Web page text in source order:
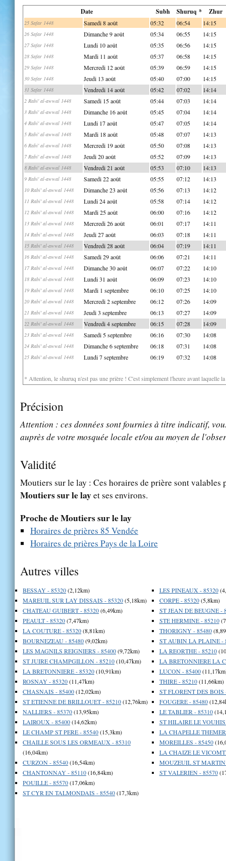
Date Subh Shuruq * Zhur
25 Safar 1448 Samedi 8 août 05:32 06:54 14:15
26 Safar 1448 Dimanche 9 août 05:34 06:55 14:15
27 Safar 1448 Lundi 10 août 05:35 06:56 14:15
28 Safar 1448 Mardi 11 août 05:37 06:58 14:15
29 Safar 1448 Mercredi 12 août 05:39 06:59 14:15
30 Safar 1448 Jeudi 13 août 05:40 07:00 14:15
31 Safar 1448 Vendredi 14 août 05:42 07:02 14:14
2 Rabi' al-awwal 1448 Samedi 15 août 05:44 07:03 14:14
3 Rabi' al-awwal 1448 Dimanche 16 août 05:45 07:04 14:14
4 Rabi' al-awwal 1448 Lundi 17 août 05:47 07:05 14:14
5 Rabi' al-awwal 1448 Mardi 18 août 05:48 07:07 14:13
6 Rabi' al-awwal 1448 Mercredi 19 août 05:50 07:08 14:13
7 Rabi' al-awwal 1448 Jeudi 20 août 05:52 07:09 14:13
8 Rabi' al-awwal 1448 Vendredi 21 août 05:53 07:10 14:13
9 Rabi' al-awwal 1448 Samedi 22 août 05:55 07:12 14:13
10 Rabi' al-awwal 1448 Dimanche 23 août 05:56 07:13 14:12
11 Rabi' al-awwal 1448 Lundi 24 août 05:58 07:14 14:12
12 Rabi' al-awwal 1448 Mardi 25 août 06:00 07:16 14:12
13 Rabi' al-awwal 1448 Mercredi 26 août 06:01 07:17 14:11
14 Rabi' al-awwal 1448 Jeudi 27 août 06:03 07:18 14:11
15 Rabi' al-awwal 1448 Vendredi 28 août 06:04 07:19 14:11
16 Rabi' al-awwal 1448 Samedi 29 août 06:06 07:21 14:11
17 Rabi' al-awwal 1448 Dimanche 30 août 06:07 07:22 14:10
18 Rabi' al-awwal 1448 Lundi 31 août 06:09 07:23 14:10
19 Rabi' al-awwal 1448 Mardi 1 septembre 06:10 07:25 14:10
20 Rabi' al-awwal 1448 Mercredi 2 septembre 06:12 07:26 14:09
21 Rabi' al-awwal 1448 Jeudi 3 septembre 06:13 07:27 14:09
22 Rabi' al-awwal 1448 Vendredi 4 septembre 06:15 07:28 14:09
23 Rabi' al-awwal 1448 Samedi 5 septembre 06:16 07:30 14:08
24 Rabi' al-awwal 1448 Dimanche 6 septembre 06:18 07:31 14:08
25 Rabi' al-awwal 1448 Lundi 7 septembre 06:19 07:32 14:08
* Attention, le shuruq n'est pas une prière ! C'est simplement l'heure avant laquelle
Précision
Attention : ces données sont fournies à titre indicatif,
auprès de votre mosquée locale et/ou au moyen de
Validité
Moutiers sur le lay : Ces horaires de prière sont valables
Moutiers sur le layet ses environs.
Proche de Moutiers sur le lay
Horaires de prières 85 Vendée
Horaires de prières Pays de la Loire
Autres villes
BESSAY - 85320(2,12km)
MAREUIL SUR LAY DISSAIS - 85320(5,18km)
CHATEAU GUIBERT - 85320(6,49km)
PEAULT - 85320(7,47km)
LA COUTURE - 85320(8,81km)
BOURNEZEAU - 85480(9,02km)
LES MAGNILS REIGNIERS - 85400(9,72km)
ST JUIRE CHAMPGILLON - 85210(10,47km)
LA BRETONNIERE - 85320(10,91km)
ROSNAY - 85320(11,47km)
CHASNAIS - 85400(12,02km)
ST ETIENNE DE BRILLOUET - 85210(12,76km)
NALLIERS - 85370(13,95km)
LAIROUX - 85400(14,62km)
LE CHAMP ST PERE - 85540(15,3km)
CHAILLE SOUS LES ORMEAUX - 85310
(16,04km)
CURZON - 85540(16,54km)
CHANTONNAY - 85110(16,84km)
POUILLE - 85570(17,06km)
ST CYR EN TALMONDAIS - 85540(17,3km)
LES PINEAUX - 85320
CORPE - 85320(5,8km)
ST JEAN DE BEUGNE -
STE HERMINE - 85210
THORIGNY - 85480
ST AUBIN LA PLAINE -
LA REORTHE - 85210
LA BRETONNIERE LA
LUCON - 85400
THIRE - 85210(11,66km)
ST FLORENT DES BOIS
FOUGERE - 85480
LE TABLIER - 85310
ST HILAIRE LE VOUHIS
LA CHAPELLE
MOREILLES - 85450
LA CHAIZE LE
MOUZEUIL ST MARTIN
ST VALERIEN - 85570